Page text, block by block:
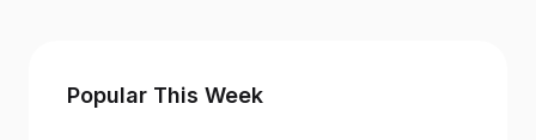
Popular This Week